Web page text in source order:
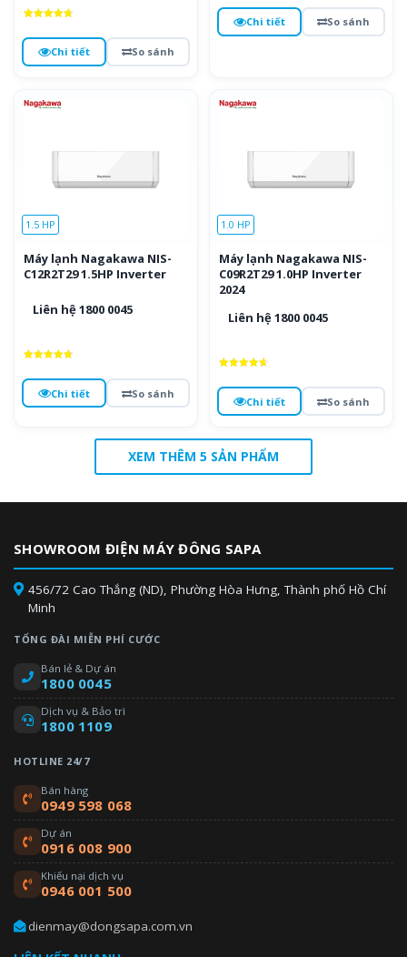
5 saoChi tiết So sánh
5 saoChi tiết So sánh
1.5 HP
Máy lạnh Nagakawa NIS-
C12R2T29 1.5HP Inverter
Liên hệ 1800 0045
hạng
5 saoChi tiết So sánh
1.0 HP
Máy lạnh Nagakawa NIS-
C09R2T29 1.0HP Inverter
2024
Liên hệ 1800 0045
hạng
5 saoChi tiết So sánh
XEM THÊM 5 SẢN PHẨM
SHOWROOM ĐIỆN MÁY ĐÔNG SAPA
456/72 Cao Thắng (ND), Phường Hòa Hưng, Thành phố Hồ Chí
Minh
TỔNG ĐÀI MIỄN PHÍ CƯỚC
Bán lẻ & Dự án
1800 0045
Dịch vụ & Bảo trì
1800 1109
HOTLINE 24/7
Bán hàng
0949 598 068
Dự án
0916 008 900
Khiếu nại dịch vụ
0946 001 500
dienmay@dongsapa.com.vn